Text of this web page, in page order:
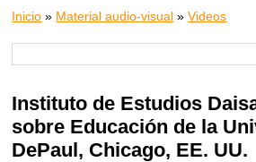
Inicio » Material audio-visual »Videos
Instituto de Estudios
sobre Educación de la
DePaul, Chicago, EE. UU.